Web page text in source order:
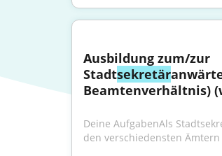
Ausbildung zum/zur
Stadtsekretär
Beamtenverhältnis)
Deine AufgabenAls
den verschiedensten